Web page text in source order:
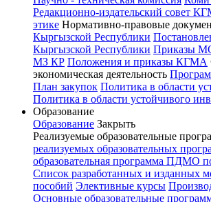
Редакционно-издательский совет
этике Нормативно-правовые
Кыргызской Республики
Кыргызской Республики Приказы
МЗ КР Положения и приказы КГМА
экономическая деятельность
План закупок Политика в области
Политика в области устойчивого
Образование
Образование Закрыть
Реализуемые образовательные
реализуемых образовательных
образовательная программа ПДМО
Список разработанных и изданных
пособий Элективные курсы
Основные образовательные